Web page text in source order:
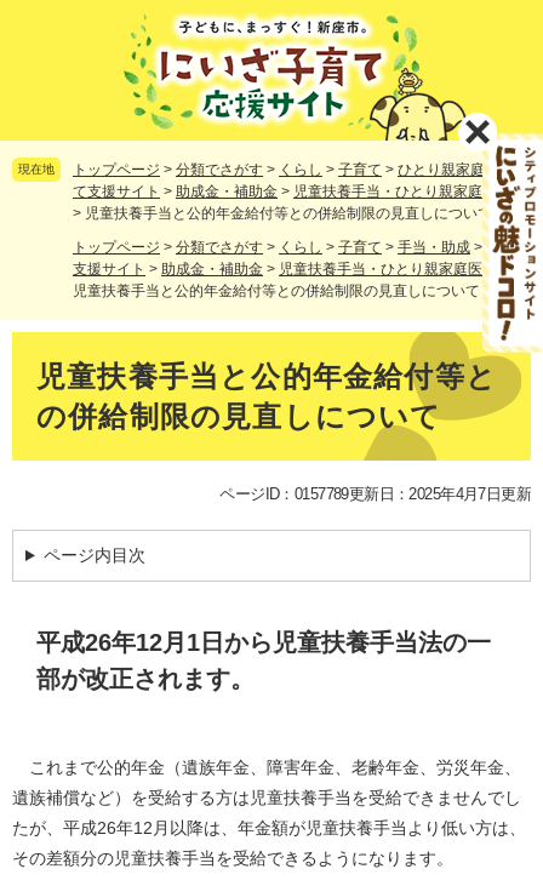
頭
で
飛
ば現在地 トップページ > 分類でさがす > くらし > 子育て > ひとり親家庭>子育
て支援サイト > 助成金・補助金 > 児童扶養手当・ひとり親家庭医療費
> 児童扶養手当と公的年金給付等との併給制限の見直しについて
トップページ > 分類でさがす > くらし > 子育て > 手当・助成 >子育て
支援サイト > 助成金・補助金 > 児童扶養手当・ひとり親家庭医療費>
児童扶養手当と公的年金給付等との併給制限の見直しについて
児童扶養手当と公的年金給付等と
の併給制限の見直しについて
ページID：0157789更新日：2025年4月7日更新
ページ内目次
平成26年12月1日から児童扶養手当法の一
部が改正されます。
これまで公的年金（遺族年金、障害年金、老齢年金、労災年金、
遺族補償など）を受給する方は児童扶養手当を受給できませんでし
たが、平成26年12月以降は、年金額が児童扶養手当より低い方は、
その差額分の児童扶養手当を受給できるようになります。